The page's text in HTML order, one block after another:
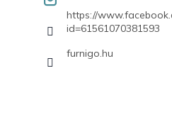
https://
id=61561070381593
furnigo.hu